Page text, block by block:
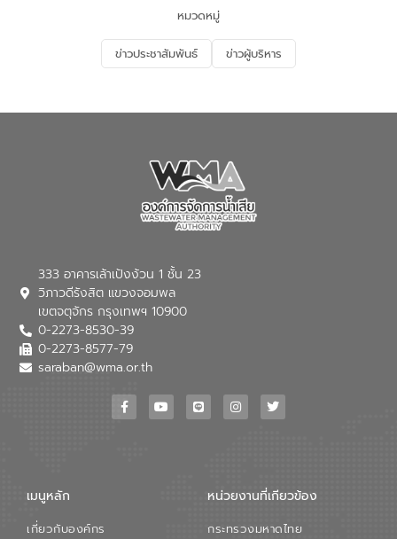
จัดการน้ำเสียและสร้างจิตสำนึกในการ
อนุรักษ์สิ่งแวดล้อม ในหัวข้อ “น้ำเสียชุมชน
และการบำบัดน้ำเสียเบื้องต้น” โดยให้ความรู้
เกี่ยวกับสาเหตุและผลกระทบของน้ำเสีย
ณ เทศบาลตำบลบางเลน จังหวัดนครปฐม
หมวดหมู่
ข่าวประชาสัมพันธ์ ข่าวผู้บริหาร
333 อาคารเล้าเป้งง้วน 1 ชั้น 23
วิภาวดีรังสิต แขวงจอมพล
เขตจตุจักร กรุงเทพฯ 10900
0-2273-8530-39
0-2273-8577-79
saraban@wma.or.th
เมนูหลัก
เกี่ยวกับองค์กร
หน่วยงานที่เกียวข้อง
กระทรวงมหาดไทย